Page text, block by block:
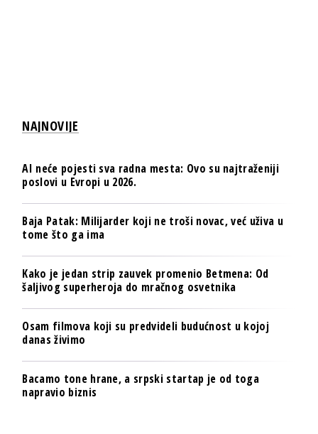
NAJNOVIJE
AI neće pojesti sva radna mesta: Ovo su najtraženiji
poslovi u Evropi u 2026.
Baja Patak: Milijarder koji ne troši novac, već uživa u
tome što ga ima
Kako je jedan strip zauvek promenio Betmena: Od
šaljivog superheroja do mračnog osvetnika
Osam filmova koji su predvideli budućnost u kojoj
danas živimo
Bacamo tone hrane, a srpski startap je od toga
napravio biznis